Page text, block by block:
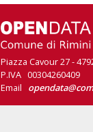
Piazza Cavour 27 -
P.IVA 00304260409
Email